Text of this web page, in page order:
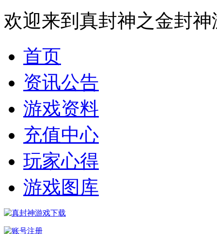
欢迎来到真封神之金封
首页
资讯公告
游戏资料
充值中心
玩家心得
游戏图库